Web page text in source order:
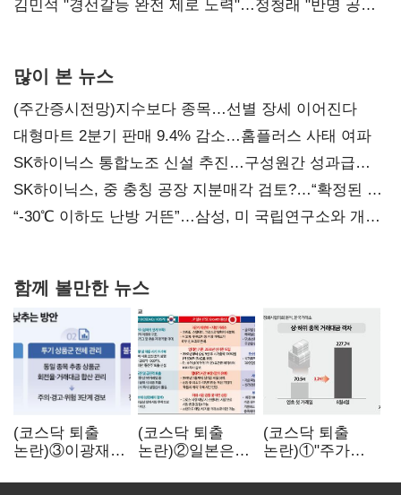
다툼 격화
김민석 "경선갈등 완전 제로 노력"…정청래 "반명 공세
많이 본 뉴스
(주간증시전망)지수보다 종목…선별 장세 이어진다
대형마트 2분기 판매 9.4% 감소…홈플러스 사태 여파
SK하이닉스 통합노조 신설 추진…구성원간 성과급
불만 확산
SK하이닉스, 중 충칭 공장 지분매각 검토?…“확정된 바
없어”
“-30℃ 이하도 난방 거뜬”…삼성, 미 국립연구소와 개발
함께 볼만한 뉴스
(코스닥 퇴출
논란)③이광재
자동차 없애지는
(코스닥 퇴출
논란)②일본은
기다려주는데
(코스닥 퇴출
논란)①"주가
옥토 태운다"…